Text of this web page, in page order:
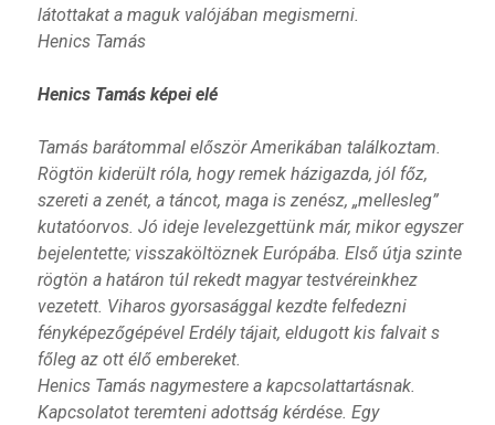
látottakat a maguk valójában megismerni.
Henics Tamás
Henics Tamás képei elé
Tamás barátommal először Amerikában találkoztam.
Rögtön kiderült róla, hogy remek házigazda, jól főz,
szereti a zenét, a táncot, maga is zenész, „mellesleg”
kutatóorvos. Jó ideje levelezgettünk már, mikor egyszer
bejelentette; visszaköltöznek Európába. Első útja szinte
rögtön a határon túl rekedt magyar testvéreinkhez
vezetett. Viharos gyorsasággal kezdte felfedezni
fényképezőgépével Erdély tájait, eldugott kis falvait s
főleg az ott élő embereket.
Henics Tamás nagymestere a kapcsolattartásnak.
Kapcsolatot teremteni adottság kérdése. Egy